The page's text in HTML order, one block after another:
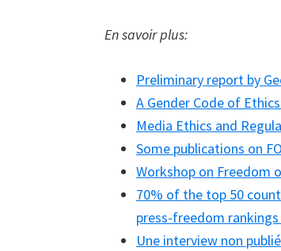
En savoir plus:
Preliminary report by
A Gender Code of
Media Ethics and
Some publications on
Workshop on Freedom
70% of the top 50
press-freedom
Une interview non